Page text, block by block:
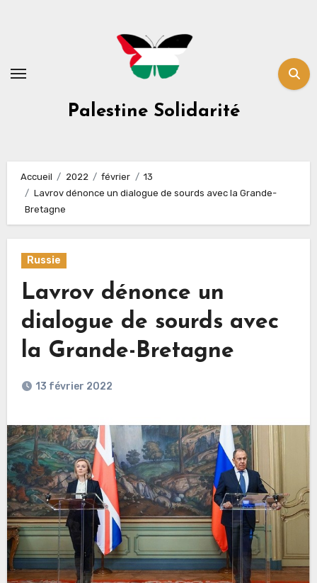
Palestine Solidarité
Accueil 2022 février
13
Lavrov dénonce un dialogue de sourds avec la Grande-
Bretagne
Russie
Lavrov dénonce un
dialogue de sourds avec
la Grande-Bretagne
13 février 2022